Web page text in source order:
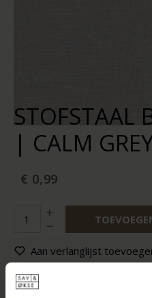
STOFSTAAL
| CALM
€ 0,99
Aan verlanglijst
Op voorraad:
Levertijd: